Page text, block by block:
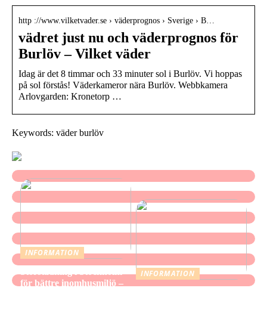
http ://www.vilketvader.se › väderprognos › Sverige › B…
vädret just nu och väderprognos för
Burlöv – Vilket väder
Idag är det 8 timmar och 33 minuter sol i Burlöv. Vi hoppas
på sol förstås! Väderkameror nära Burlöv. Webbkamera
Arlovgarden: Kronetorp …
Keywords: väder burlöv
INFORMATION
för bättre inomhusmiljö –
INFORMATION